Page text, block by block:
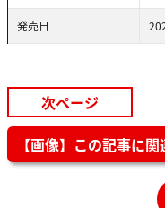
発売日
次ページ
【画像】この記事に